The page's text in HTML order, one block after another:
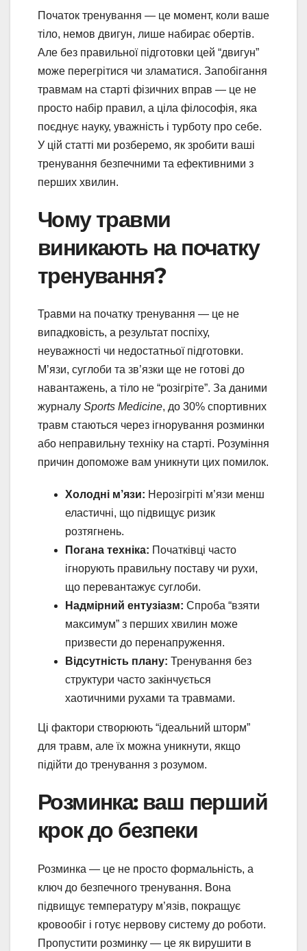
Початок тренування — це момент, коли ваше
тіло, немов двигун, лише набирає обертів.
Але без правильної підготовки цей “двигун”
може перегрітися чи зламатися. Запобігання
травмам на старті фізичних вправ — це не
просто набір правил, а ціла філософія, яка
поєднує науку, уважність і турботу про себе.
У цій статті ми розберемо, як зробити ваші
тренування безпечними та ефективними з
перших хвилин.
Чому травми
виникають на початку
тренування?
Травми на початку тренування — це не
випадковість, а результат поспіху,
неуважності чи недостатньої підготовки.
М’язи, суглоби та зв’язки ще не готові до
навантажень, а тіло не “розігріте”. За даними
журналу Sports Medicine, до 30% спортивних
травм стаються через ігнорування розминки
або неправильну техніку на старті. Розуміння
причин допоможе вам уникнути цих помилок.
Холодні м’язи: Нерозігріті м’язи менш
еластичні, що підвищує ризик
розтягнень.
Погана техніка: Початківці часто
ігнорують правильну поставу чи рухи,
що перевантажує суглоби.
Надмірний ентузіазм: Спроба “взяти
максимум” з перших хвилин може
призвести до перенапруження.
Відсутність плану: Тренування без
структури часто закінчується
хаотичними рухами та травмами.
Ці фактори створюють “ідеальний шторм”
для травм, але їх можна уникнути, якщо
підійти до тренування з розумом.
Розминка: ваш перший
крок до безпеки
Розминка — це не просто формальність, а
ключ до безпечного тренування. Вона
підвищує температуру м’язів, покращує
кровообіг і готує нервову систему до роботи.
Пропустити розминку — це як вирушити в